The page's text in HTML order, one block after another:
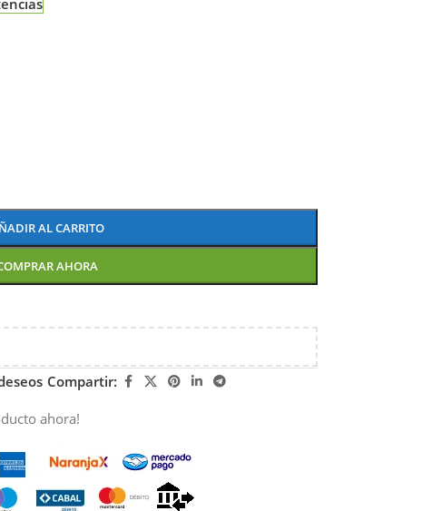
AL CARRITO
AHORA
Compartir:
ahora!